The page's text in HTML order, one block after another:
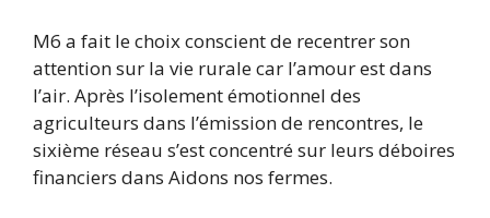
M6 a fait le choix conscient de recentrer son
attention sur la vie rurale car l’amour est dans
l’air. Après l’isolement émotionnel des
agriculteurs dans l’émission de rencontres, le
sixième réseau s’est concentré sur leurs déboires
financiers dans Aidons nos fermes.